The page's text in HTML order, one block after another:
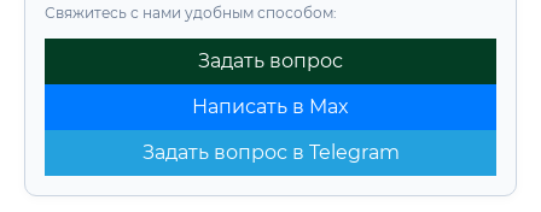
Свяжитесь с нами удобным способом:
Задать вопрос
Написать в Max
Задать вопрос в Telegram